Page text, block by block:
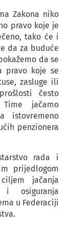
Zakona niko
pravo koje je
tako će i
da za buduće
da se
pravo koje se
zasluge ili
često
jačamo
istovremeno
penzionera
rada i
prijedlogom
jačanja
i osiguranja
u Federaciji